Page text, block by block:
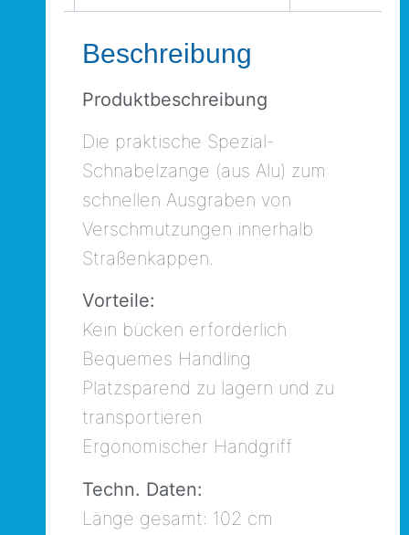
Beschreibung
Produktbeschreibung
Die praktische Spezial-
Schnabelzange (aus Alu) zum
schnellen Ausgraben von
Verschmutzungen innerhalb
Straßenkappen.
Vorteile:
Kein bücken erforderlich
Bequemes Handling
Platzsparend zu lagern und zu
transportieren
Ergonomischer Handgriff
Techn. Daten:
Länge gesamt: 102 cm